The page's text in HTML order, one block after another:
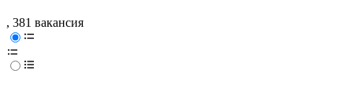
, 381 вакансия